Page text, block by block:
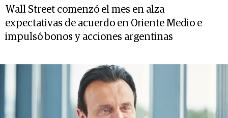
Wall Street comenzó el mes en alza
expectativas de acuerdo en Oriente Medio e
impulsó bonos y acciones argentinas